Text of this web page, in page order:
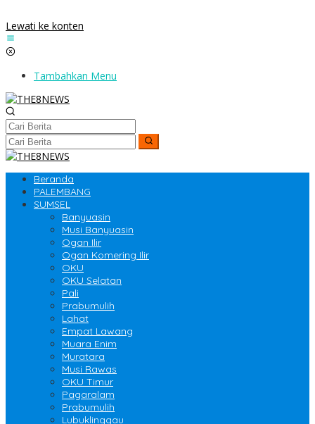
Lewati ke konten
Tambahkan Menu
Beranda
PALEMBANG
SUMSEL
Banyuasin
Musi Banyuasin
Ogan Ilir
Ogan Komering Ilir
OKU
OKU Selatan
Pali
Prabumulih
Lahat
Empat Lawang
Muara Enim
Muratara
Musi Rawas
OKU Timur
Pagaralam
Prabumulih
Lubuklinggau